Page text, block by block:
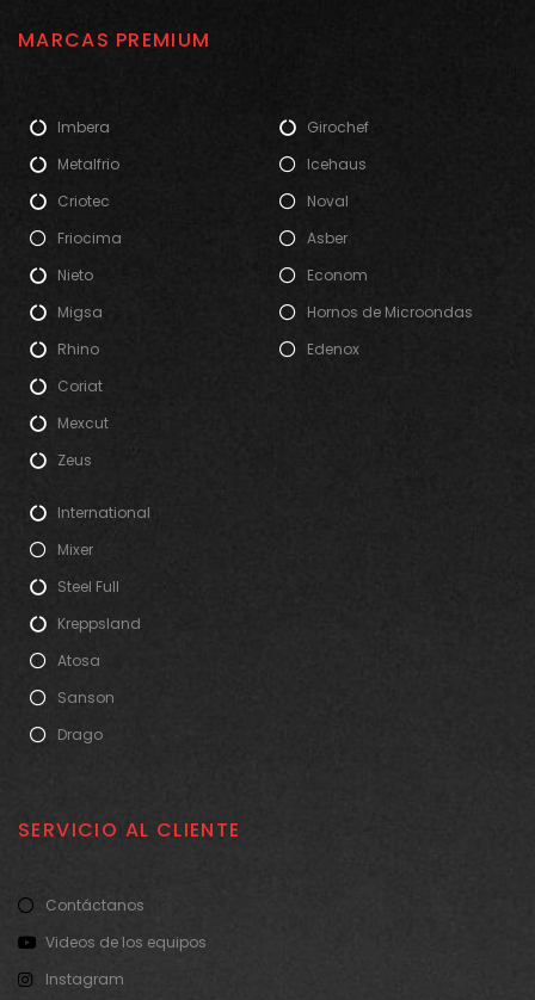
MARCAS PREMIUM
Imbera
Metalfrio
Criotec
Friocima
Nieto
Migsa
Rhino
Coriat
Mexcut
Zeus
Girochef
Icehaus
Noval
Asber
Econom
Hornos de Microondas
Edenox
International
Mixer
Steel Full
Kreppsland
Atosa
Sanson
Drago
SERVICIO AL CLIENTE
Contáctanos
Videos de los equipos
Instagram